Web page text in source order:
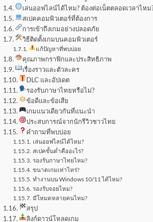
เล่นออฟไลน์ได้ไหม? ต้องต่อเน็ตตลอดเวลาไหม
สเปคคอมพิวเตอร์ที่ต้องการ
การเข้าถึงเกมอย่างปลอดภัย
วิธีติดตั้งเกมบนคอมพิวเตอร์
แก้ปัญหาที่พบบ่อย
คุณภาพกราฟิกและประสิทธิภาพ
เรื่องราวและตัวละคร
DLC และอัปเดต
รองรับภาษาไทยหรือไม่?
ข้อดีและข้อเสีย
เกมแนวเดียวกันที่แนะนำ
ประสบการณ์จากนักรีวิวชาวไทย
คำถามที่พบบ่อย
เล่นออฟไลน์ได้ไหม?
สเปคขั้นต่ำคืออะไร?
รองรับภาษาไทยไหม?
ขนาดเกมเท่าไหร่?
ทำงานบน Windows 10/11 ได้ไหม?
รองรับจอยไหม?
มีโหมดหลายคนไหม?
สรุป
ลิงก์ดาวน์โหลดเกม